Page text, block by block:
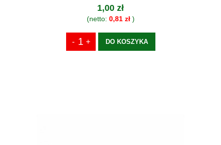
1,00 zł
(netto: 0,81 zł)
DO KOSZYKA